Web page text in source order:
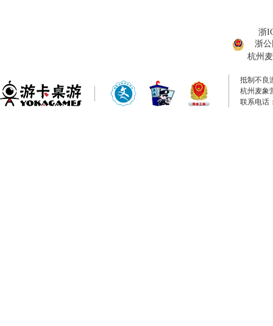
浙
浙公
杭州
抵制不良
杭州麦象
联系电话